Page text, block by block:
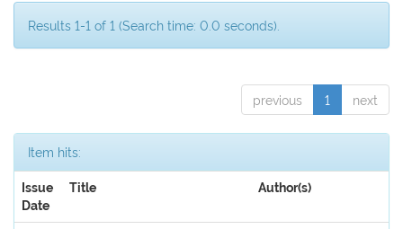
Results 1-1 of 1 (Search time: 0.0 seconds).
previous 1 next
Item hits:
Issue
Date
Title Author(s)